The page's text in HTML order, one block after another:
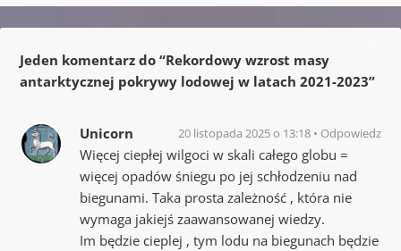
Jeden komentarz do “Rekordowy wzrost masy
antarktycznej pokrywy lodowej w latach 2021-2023”
Unicorn 20 listopada 2025 o 13:18 Odpowiedz
Więcej ciepłej wilgoci w skali całego globu =
więcej opadów śniegu po jej schłodzeniu nad
biegunami. Taka prosta zależność , która nie
wymaga jakiejś zaawansowanej wiedzy.
Im będzie cieplej , tym lodu na biegunach będzie